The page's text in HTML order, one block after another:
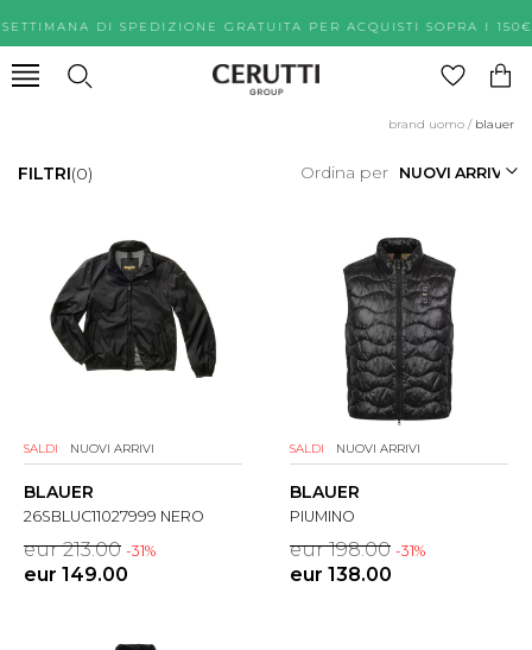
SETTIMANA DI SPEDIZIONE GRATUITA PER ACQUISTI
brand uomo / blauer
FILTRI(0) Ordina per
SALDI NUOVI ARRIVI
BLAUER
26SBLUC11027999 NERO
eur 213.00 -31%
eur 149.00
SALDI NUOVI ARRIVI
BLAUER
PIUMINO
eur 198.00 -31%
eur 138.00